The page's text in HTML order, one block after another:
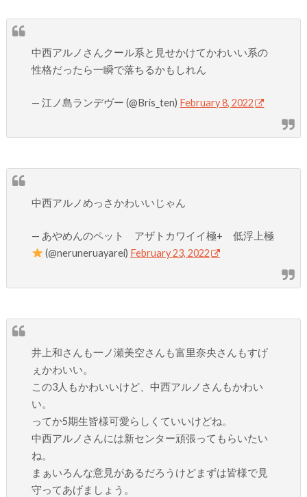
中西アルノさんクール系と見せかけてかわいい系の
性格だったら一瞬で落ちるかもしれん
— 江ノ島ランデヴー (@Bris_ten) February 8, 2022
中西アルノめっさかわいいじゃん
— あやめんのペット アザトカワイイ極+ 低浮上極
(@neruneruayarei) February 23, 2022
井上和さんも一ノ瀬美空さんも富里奈央さんもすげ
ぇかわいい。
この3人もかわいいけど、中西アルノさんもかわい
い。
ってか5期生皆様可愛らしくていいけどね。
中西アルノさんには新センター頑張ってもらいたい
ね。
まぁいろんな意見があるだろうけどまずは皆様で見
守ってあげましょう。